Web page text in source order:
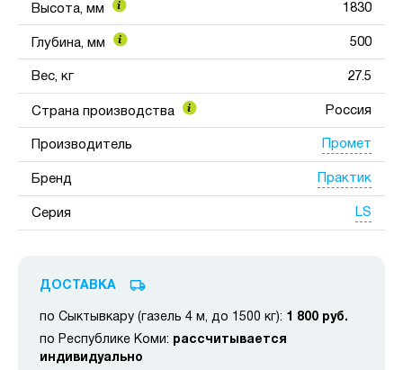
Высота, мм 1830
Глубина, мм 500
Вес, кг 27.5
Страна производства Россия
Производитель Промет
Бренд Практик
Серия LS
ДОСТАВКА
по Сыктывкару (газель 4 м, до 1500 кг): 1 800 руб.
по Республике Коми: рассчитывается
индивидуально